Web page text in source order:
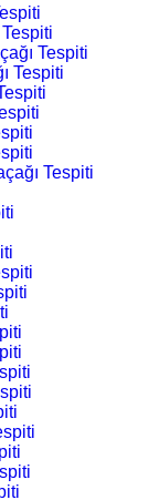
Tespiti
Tespiti
Tespiti